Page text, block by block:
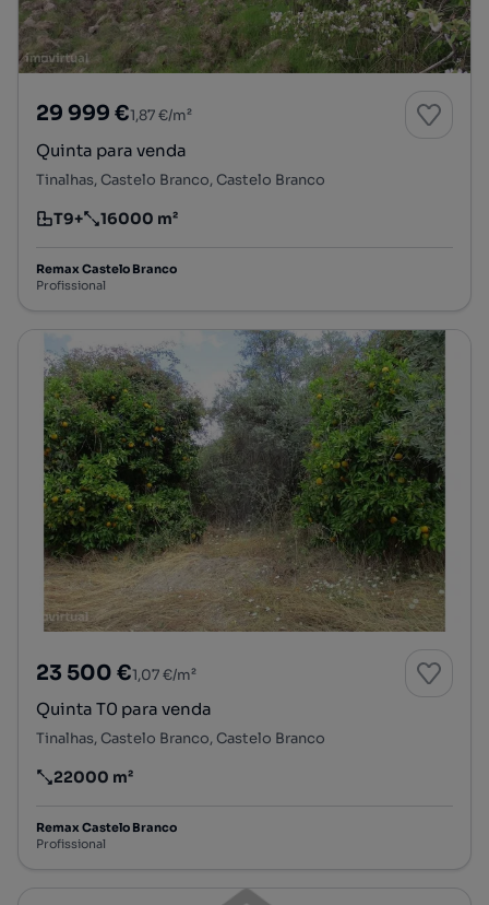
29 999 €1,87 €/m²
Quinta para venda
Tinalhas, Castelo Branco, Castelo Branco
Tipologia
T9+
Preço por metro quadrado
16000 m²
Remax Castelo Branco
Profissional
23 500 €1,07 €/m²
Quinta T0 para venda
Tinalhas, Castelo Branco, Castelo Branco
Preço por metro quadrado
22000 m²
Remax Castelo Branco
Profissional